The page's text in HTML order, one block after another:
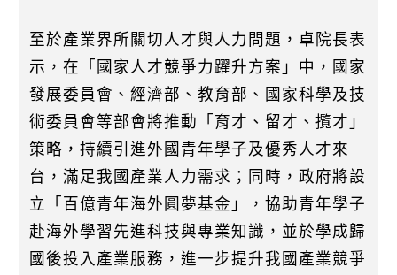
至於產業界所關切人才與人力問題，卓院長表
示，在「國家人才競爭力躍升方案」中，國家
發展委員會、經濟部、教育部、國家科學及技
術委員會等部會將推動「育才、留才、攬才」
策略，持續引進外國青年學子及優秀人才來
台，滿足我國產業人力需求；同時，政府將設
立「百億青年海外圓夢基金」，協助青年學子
赴海外學習先進科技與專業知識，並於學成歸
國後投入產業服務，進一步提升我國產業競爭